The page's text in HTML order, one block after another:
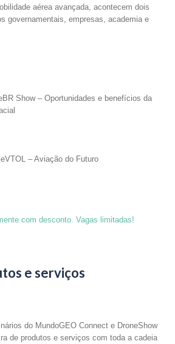
aérea avançada, acontecem dois
governamentais, empresas, academia e
Show – Oportunidades e benefícios da
– Aviação do Futuro
com desconto. Vagas limitadas!
e serviços
do MundoGEO Connect e DroneShow
de produtos e serviços com toda a cadeia